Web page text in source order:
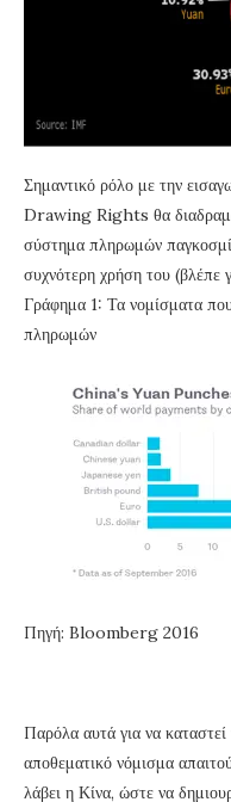
Σημαντικό ρόλο με την
Drawing Rights θα
σύστημα πληρωμών
συχνότερη χρήση του (βλέπε
Γράφημα 1: Τα νομίσματα
πληρωμών
Πηγή: Bloomberg 2016
Παρόλα αυτά για να
αποθεματικό νόμισμα
λάβει η Κίνα, ώστε να